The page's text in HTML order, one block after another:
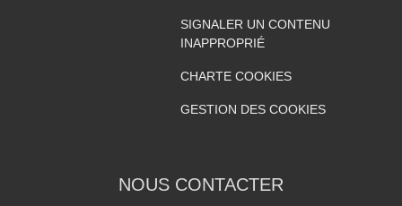
SIGNALER UN CONTENU
INAPPROPRIÉ
CHARTE COOKIES
GESTION DES COOKIES
NOUS CONTACTER